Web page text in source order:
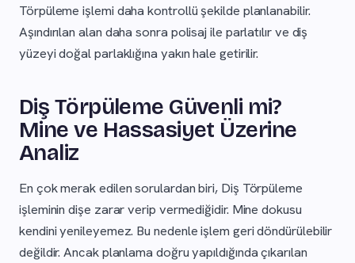
Törpüleme işlemi daha kontrollü şekilde planlanabilir.
Aşındırılan alan daha sonra polisaj ile parlatılır ve diş
yüzeyi doğal parlaklığına yakın hale getirilir.
Diş Törpüleme Güvenli mi?
Mine ve Hassasiyet Üzerine
Analiz
En çok merak edilen sorulardan biri, Diş Törpüleme
işleminin dişe zarar verip vermediğidir. Mine dokusu
kendini yenileyemez. Bu nedenle işlem geri döndürülebilir
değildir. Ancak planlama doğru yapıldığında çıkarılan